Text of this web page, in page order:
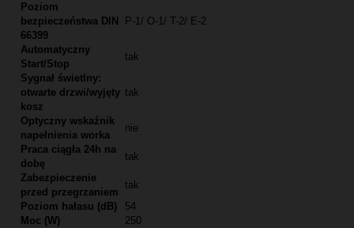
Poziom
bezpieczeństwa DIN
66399
P-1/ O-1/ T-2/ E-2
Automatyczny
Start/Stop
tak
Sygnał świetlny:
otwarte drzwi/wyjęty
kosz
tak
Optyczny wskaźnik
napełnienia worka
nie
Praca ciągła 24h na
dobę
tak
Zabezpieczenie
przed przegrzaniem
tak
Poziom hałasu (dB)
54
Moc (W)
250